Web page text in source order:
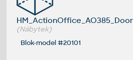
(Nábytek)
Blok-model #20101